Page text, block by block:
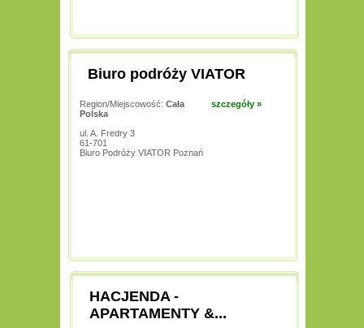
Biuro podróży VIATOR
szczegóły »
Region/Miejscowość: Cała
Polska
ul. A. Fredry 3
61-701
Biuro Podróży VIATOR Poznań
HACJENDA -
APARTAMENTY &...